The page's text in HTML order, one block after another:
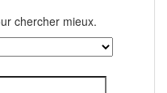
chercher mieux.